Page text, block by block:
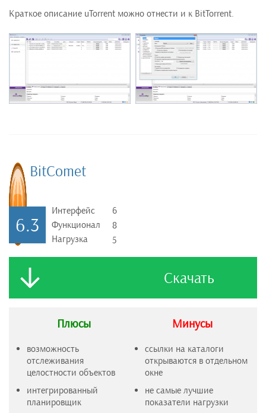
Краткое описание uTorrent можно отнести и к BitTorrent.
BitComet
6.3
Интерфейс
Функционал
Нагрузка
6
8
5
Скачать
Плюсы
возможность
отслеживания
целостности объектов
интегрированный
планировщик
Минусы
ссылки на каталоги
открываются в отдельном
окне
не самые лучшие
показатели нагрузки